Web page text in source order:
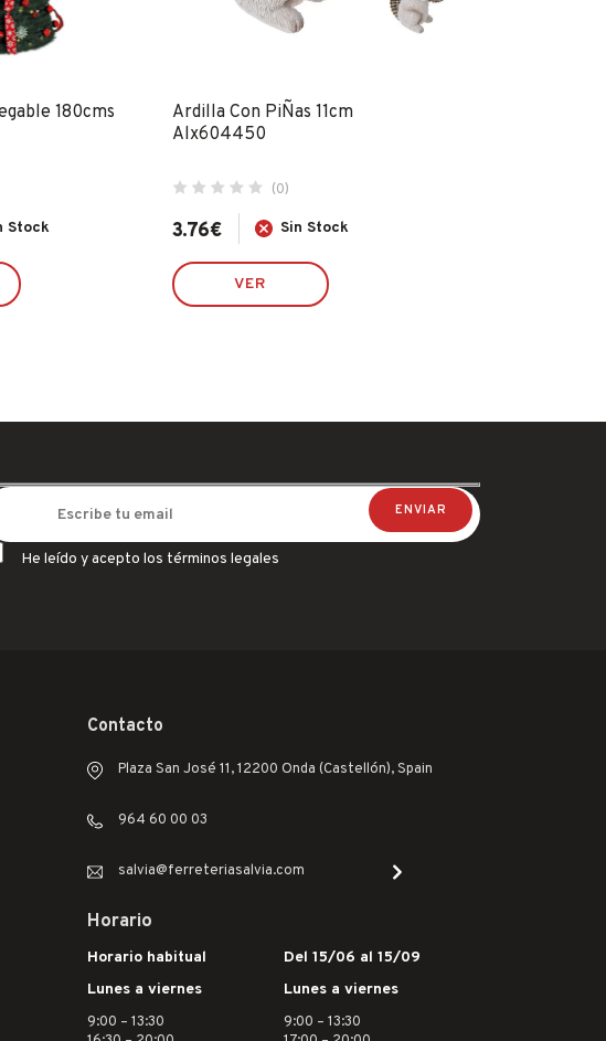
180cms
Stock
Ardilla Con PiÑas 11cm
Alx604450
(0)
3.76€ Sin Stock
VER
He leído y acepto los términos legales
Contacto
Plaza San José 11, 12200 Onda (Castellón), Spain
964 60 00 03
salvia@ferreteriasalvia.com
Horario
Horario habitual
Lunes a viernes
9:00 – 13:30
Del 15/06 al 15/09
Lunes a viernes
9:00 – 13:30